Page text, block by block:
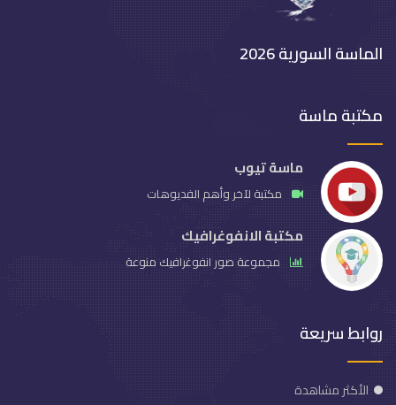
الماسة السورية 2026
مكتبة ماسة
ماسة تيوب
مكتبة لآخر وأهم الفديوهات
مكتبة الانفوغرافيك
مجموعة صور انفوغرافيك منوعة
روابط سريعة
الأكثر مشاهدة